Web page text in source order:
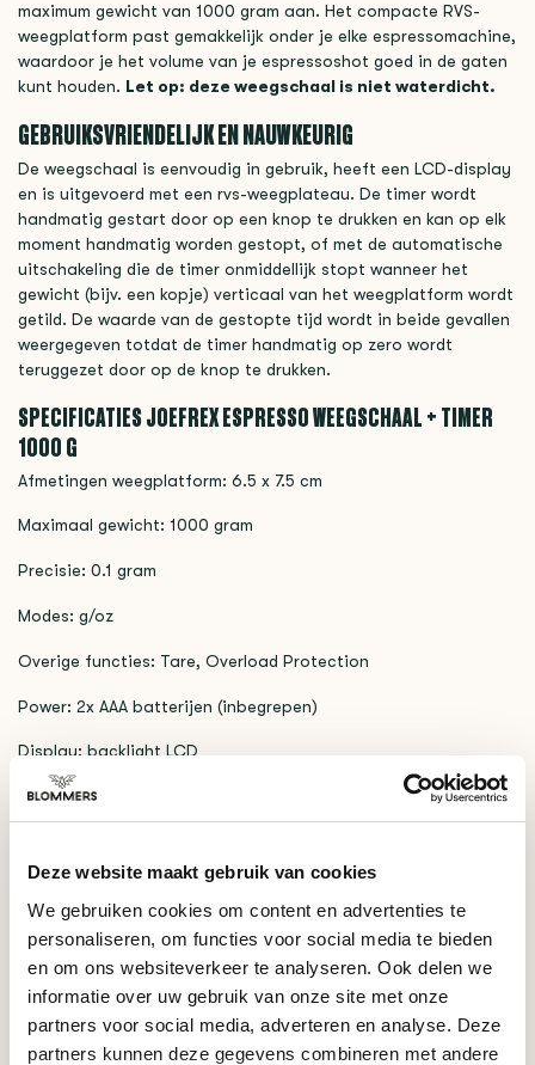
Deze website maakt gebruik van cookies
We gebruiken cookies om content en advertenties te
personaliseren, om functies voor social media te bieden
en om ons websiteverkeer te analyseren. Ook delen we
informatie over uw gebruik van onze site met onze
partners voor social media, adverteren en analyse. Deze
partners kunnen deze gegevens combineren met andere
maximum gewicht van 1000 gram aan. Het compacte RVS-
weegplatform past gemakkelijk onder je elke espressomachine,
waardoor je het volume van je espressoshot goed in de gaten
kunt houden. Let op: deze weegschaal is niet waterdicht.
GEBRUIKSVRIENDELIJK EN NAUWKEURIG
De weegschaal is eenvoudig in gebruik, heeft een LCD-display
en is uitgevoerd met een rvs-weegplateau. De timer wordt
handmatig gestart door op een knop te drukken en kan op elk
moment handmatig worden gestopt, of met de automatische
uitschakeling die de timer onmiddellijk stopt wanneer het
gewicht (bijv. een kopje) verticaal van het weegplatform wordt
getild. De waarde van de gestopte tijd wordt in beide gevallen
weergegeven totdat de timer handmatig op zero wordt
teruggezet door op de knop te drukken.
SPECIFICATIES JOEFREX ESPRESSO WEEGSCHAAL + TIMER
1000 G
Afmetingen weegplatform: 6.5 x 7.5 cm
Maximaal gewicht: 1000 gram
Precisie: 0.1 gram
Modes: g/oz
Overige functies: Tare, Overload Protection
Power: 2x AAA batterijen (inbegrepen)
Display: backlight LCD
GERELATEERDE PRODUCTEN
Acaia
Lunar (Zwart)
HULP NODIG BIJ JE KEUZE?
Onze koffie-expert helpt je graag verder!